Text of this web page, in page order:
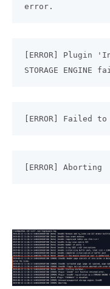
error.
[ERROR] Plugin
STORAGE ENGINE
[ERROR]
[ERROR] Aborting